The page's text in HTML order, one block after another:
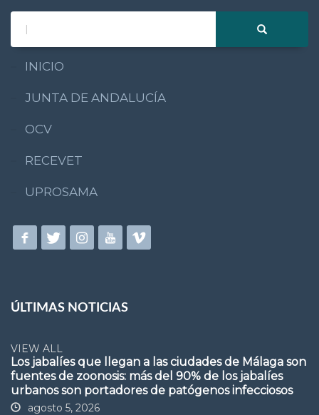
INICIO
JUNTA DE ANDALUCÍA
OCV
RECEVET
UPROSAMA
ÚLTIMAS NOTICIAS
VIEW ALL
Los jabalíes que llegan a las ciudades de Málaga son
fuentes de zoonosis: más del 90% de los jabalíes
urbanos son portadores de patógenos infecciosos
agosto 5, 2026